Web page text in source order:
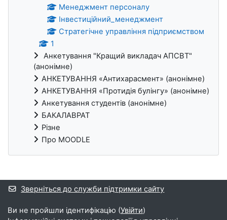
Менеджмент персоналу
Інвестиційний_менеджмент
Стратегічне управління підприємством
1
Анкетування "Кращий викладач АПСВТ"
(анонімне)
АНКЕТУВАННЯ «Антихарасмент» (анонімне)
АНКЕТУВАННЯ «Протидія булінгу» (анонімне)
Анкетування студентів (анонімне)
БАКАЛАВРАТ
Різне
Про MOODLE
Додаткові блоки
Зверніться до служби підтримки сайту
Ви не пройшли ідентифікацію (Увійти)